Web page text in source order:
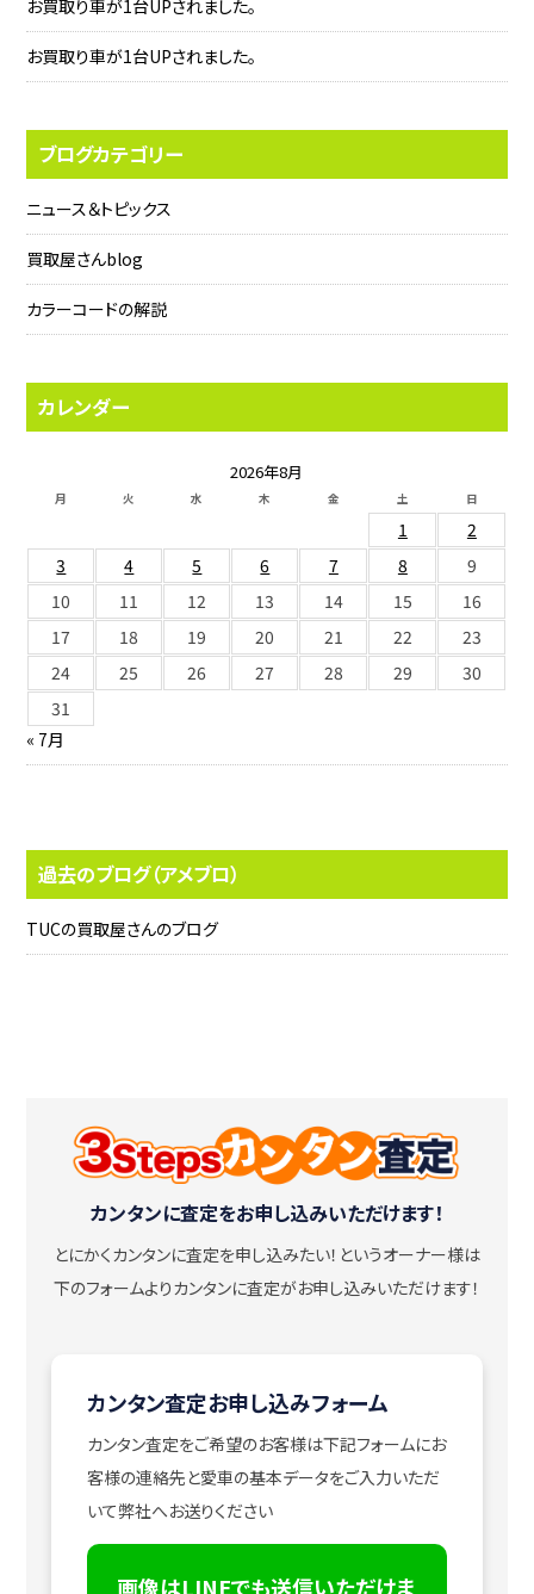
お買取り車が1台UPされました。
お買取り車が1台UPされました。
ブログカテゴリー
ニュース＆トピックス
買取屋さんblog
カラーコードの解説
カレンダー
2026年8月
月 火 水 木 金 土 日
1
2
3
4 5 6 7 8
9
10
11 12 13 14 15
16
17
18 19 20 21 22
23
24
25 26 27 28 29
30
31
« 7月
過去のブログ（アメブロ）
TUCの買取屋さんのブログ
カンタンに査定をお申し込みいただけます！
とにかくカンタンに査定を申し込みたい！ というオーナー様は
下のフォームよりカンタンに査定がお申し込みいただけます！
カンタン査定お申し込みフォーム
カンタン査定をご希望のお客様は下記フォームにお
客様の連絡先と愛車の基本データをご入力いただ
いて弊社へお送りください
画像はLINEでも送信いただけま